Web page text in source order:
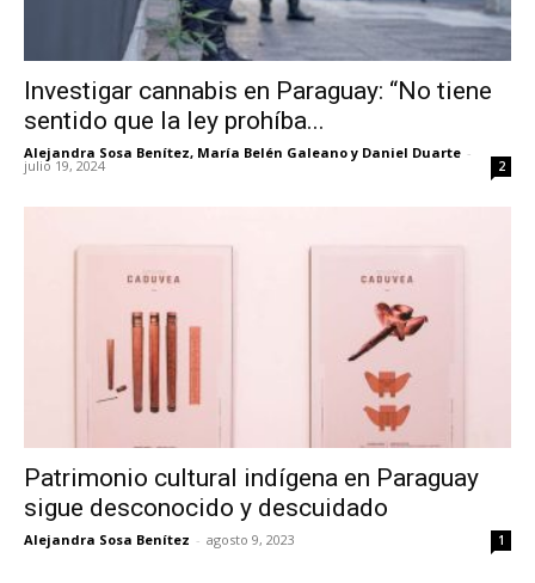
Investigar cannabis en Paraguay: “No tiene
sentido que la ley prohíba...
Alejandra Sosa Benítez, María Belén Galeanoy Daniel Duarte -
julio 19, 2024 2
Patrimonio cultural indígena en Paraguay
sigue desconocido y descuidado
Alejandra Sosa Benítez - agosto 9, 2023 1